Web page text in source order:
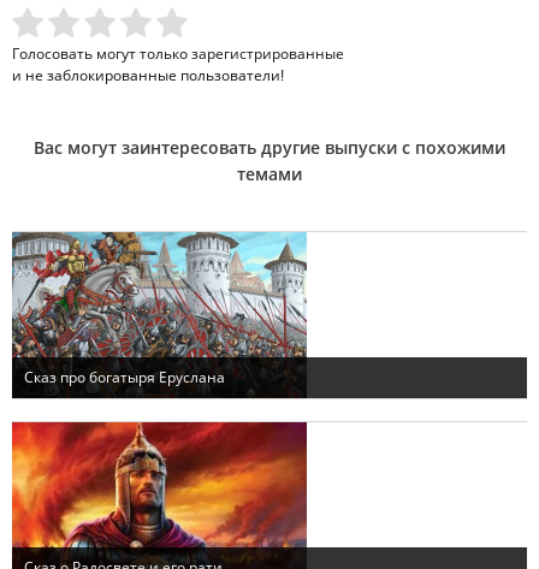
Голосовать могут только зарегистрированные
и не заблокированные пользователи!
Вас могут заинтересовать другие выпуски с похожими
темами